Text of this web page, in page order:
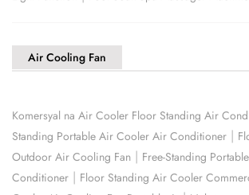
Air Cooling Fan
Komersyal na Air Cooler Floor Standing Air
Standing Portable Air Cooler Air Conditioner |
Outdoor Air Cooling Fan | Free-Standing
Conditioner | Floor Standing Air Cooler